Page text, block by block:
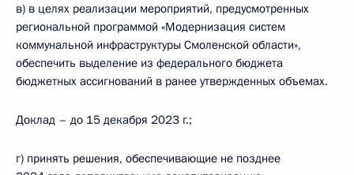
в) в целях реализации мероприятий, предусмотренных
региональной программой «Модернизация систем
коммунальной инфраструктуры Смоленской области»,
обеспечить выделение из федерального бюджета
бюджетных ассигнований в ранее утвержденных объемах.
Доклад – до 15 декабря 2023 г.;
г) принять решения, обеспечивающие не позднее